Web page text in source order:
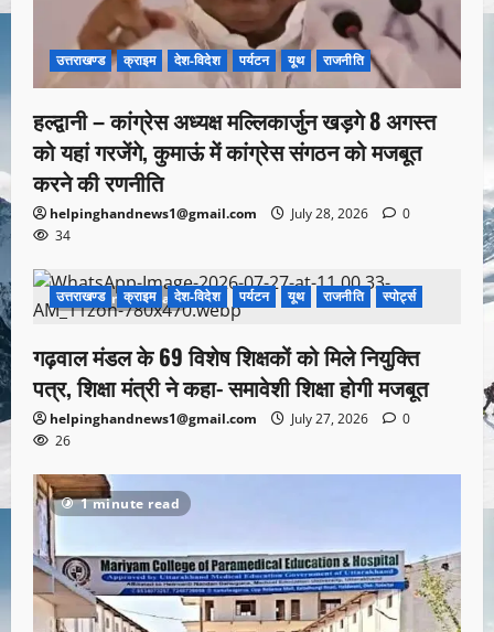
उत्तराखण्ड क्राइम देश-विदेश पर्यटन यूथ राजनीति
हल्द्वानी – कांग्रेस अध्यक्ष मल्लिकार्जुन खड़गे 8 अगस्त
को यहां गरजेंगे, कुमाऊं में कांग्रेस संगठन को मजबूत
करने की रणनीति
helpinghandnews1@gmail.com July 28, 2026
0
34
1 minute read
उत्तराखण्ड क्राइम देश-विदेश पर्यटन यूथ राजनीति स्पोर्ट्स
गढ़वाल मंडल के 69 विशेष शिक्षकों को मिले नियुक्ति
पत्र, शिक्षा मंत्री ने कहा- समावेशी शिक्षा होगी मजबूत
helpinghandnews1@gmail.com July 27, 2026
0
26
1 minute read